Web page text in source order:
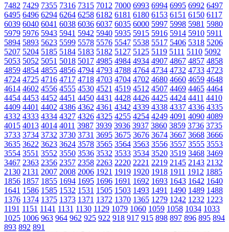
7482 7429 7355 7316 7315 7012 7000 6993 6994 6995 6992 6497
6495 6496 6294 6264 6258 6182 6181 6180 6153 6151 6150 6117
6039 6040 6041 6038 6036 6037 6035 6000 5997 5998 5981 5980
5979 5976 5943 5941 5942 5940 5935 5915 5916 5914 5910 5911
5894 5893 5623 5599 5578 5576 5547 5538 5517 5406 5318 5206
5207 5204 5185 5184 5183 5182 5127 5125 5119 5111 5110 5092
5053 5052 5051 5018 5017 4985 4984 4934 4907 4867 4857 4858
4859 4854 4855 4856 4794 4793 4788 4764 4734 4732 4733 4723
4724 4725 4716 4717 4718 4703 4704 4702 4680 4660 4659 4648
4614 4602 4556 4555 4530 4521 4519 4512 4507 4469 4465 4464
4454 4453 4452 4451 4450 4431 4428 4426 4425 4424 4411 4410
4409 4401 4402 4386 4362 4361 4342 4339 4338 4337 4336 4335
4332 4333 4334 4327 4326 4325 4255 4254 4249 4091 4090 4089
4015 4013 4014 4011 3987 3939 3936 3937 3860 3859 3736 3735
3733 3734 3732 3730 3731 3695 3675 3676 3674 3667 3668 3666
3635 3622 3623 3624 3578 3565 3564 3563 3556 3557 3555 3553
3554 3551 3552 3550 3536 3532 3533 3534 3520 3519 3468 3469
3467 2363 2356 2357 2358 2263 2220 2221 2219 2145 2143 2132
2130 2131 2007 2008 2006 1921 1919 1920 1918 1911 1912 1885
1856 1857 1855 1694 1695 1696 1691 1692 1693 1643 1642 1640
1641 1586 1585 1532 1531 1505 1503 1493 1491 1490 1489 1488
1376 1374 1375 1373 1371 1372 1370 1365 1279 1242 1232 1223
1191 1151 1141 1131 1130 1129 1079 1060 1059 1058 1034 1033
1025 1006 963 964 962 925 922 918 917 915 898 897 896 895 894
893 892 891